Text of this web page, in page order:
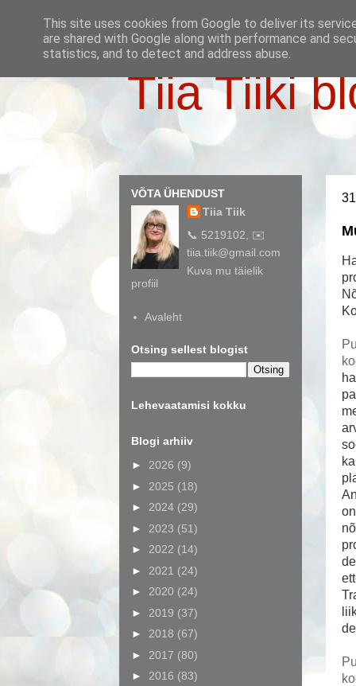
Tiia Tiiki
VÕTA ÜHENDUST
Tiia Tiik
📞 5219102, ✉️
tiia.tiik@gmail.com
Kuva mu täielik
profiil
Avaleht
Otsing sellest blogist
Lehevaatamisi kokku
Blogi arhiiv
► 2026 (9)
► 2025 (18)
► 2024 (29)
► 2023 (51)
► 2022 (14)
► 2021 (24)
► 2020 (24)
► 2019 (37)
► 2018 (67)
► 2017 (80)
► 2016 (83)
This site uses cookies from Google to deliver its
are shared with Google along with performance and
statistics, and to detect and address abuse.